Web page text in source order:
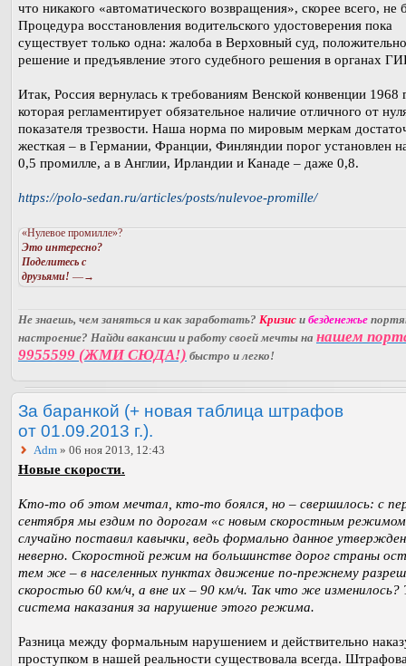
что никакого «автоматического возвращения», скорее всего, не
Процедура восстановления водительского удостоверения пока
существует только одна: жалоба в Верховный суд,
решение и предъявление этого судебного решения в органах
Итак, Россия вернулась к требованиям Венской конвенции 1968
которая регламентирует обязательное наличие отличного от
показателя трезвости. Наша норма по мировым меркам
жесткая – в Германии, Франции, Финляндии порог установлен
0,5 промилле, а в Англии, Ирландии и Канаде – даже 0,8.
https://polo-sedan.ru/articles/posts/nulevoe-promille/
«Нулевое промилле»?
Это интересно?
Поделитесь с
друзьями! —→
Не знаешь, чем заняться и как заработать? Кризис и безденежье
настроение? Найди вакансии и работу своей мечты на нашем
9955599 (ЖМИ СЮДА!) быстро и легко!
За баранкой (+ новая таблица штрафов
от 01.09.2013 г.).
Adm » 06 ноя 2013, 12:43
Новые скорости.
Кто-то об этом мечтал, кто-то боялся, но – свершилось: с
сентября мы ездим по дорогам «с новым скоростным
случайно поставил кавычки, ведь формально данное
неверно. Скоростной режим на большинстве дорог страны
тем же – в населенных пунктах движение по-прежнему
скоростью 60 км/ч, а вне их – 90 км/ч. Так что же изменилось?
система наказания за нарушение этого режима.
Разница между формальным нарушением и действительно
проступком в нашей реальности существовала всегда.